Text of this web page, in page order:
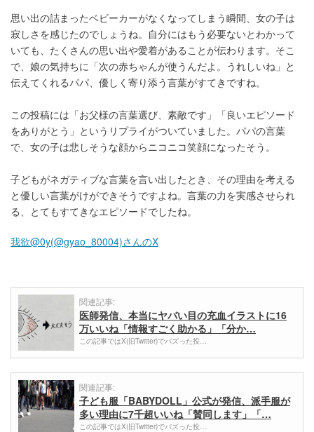
思い出の詰まったベビーカーがなくなってしまう瞬間、女の子は
寂しさを感じたのでしょうね。自分にはもう必要ないとわかって
いても、たくさんの思い出や愛着があることが伝わります。そこ
で、娘の気持ちに「次の赤ちゃんが使うんだよ。うれしいね」と
伝えてくれるパパ、優しく寄り添う言葉がすてきですね。
この投稿には「お父様の言葉選び、素敵です」「良いエピソード
をありがとう」というリプライがついていました。パパの言葉
で、女の子は悲しそうな顔からニコニコ笑顔になったそう。
子どもがネガティブな言葉を言い出したとき、その理由を考える
と優しい言葉がけができそうですよね。言葉の力を実感させられ
る、とてもすてきなエピソードでしたね。
我欲@0y(@gyao_80004)さんのX
関連記事:
医師発信、本当にヤバい目の充血イラストに16
万いいね「情報すごく助かる」「分か…
この記事ではX(旧Twitter)でバズった投…
関連記事:
子ども服「BABYDOLL」公式が発信、派手服が
多い理由に7千超いいね「賛同します」「…
この記事ではX(旧Twitter)でバズった投…